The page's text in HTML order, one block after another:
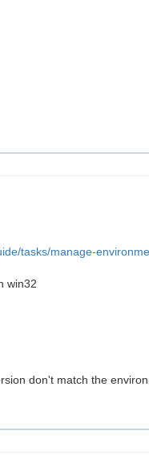
tasks/manage-
win32
don't match the